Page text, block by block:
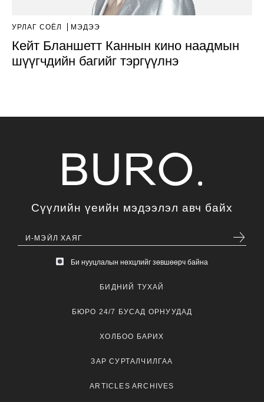
УРЛАГ СОЁЛ МЭДЭЭ
Кейт Бланшетт Каннын кино наадмын
шүүгчдийн багийг тэргүүлнэ
Сүүлийн үеийн мэдээлэл авч байх
Би нууцлалын нөхцлийг зөвшөөрч байна
БИДНИЙ ТУХАЙ
БЮРО 24/7 БУСАД ОРНУУДАД
ХОЛБОО БАРИХ
ЗАР СУРТАЛЧИЛГАА
ARTICLES ARCHIVES